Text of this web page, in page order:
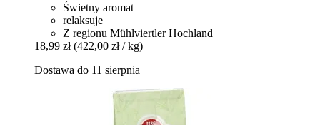
Świetny aromat
relaksuje
Z regionu Mühlviertler Hochland
18,99 zł (422,00 zł / kg)
Dostawa do 11 sierpnia